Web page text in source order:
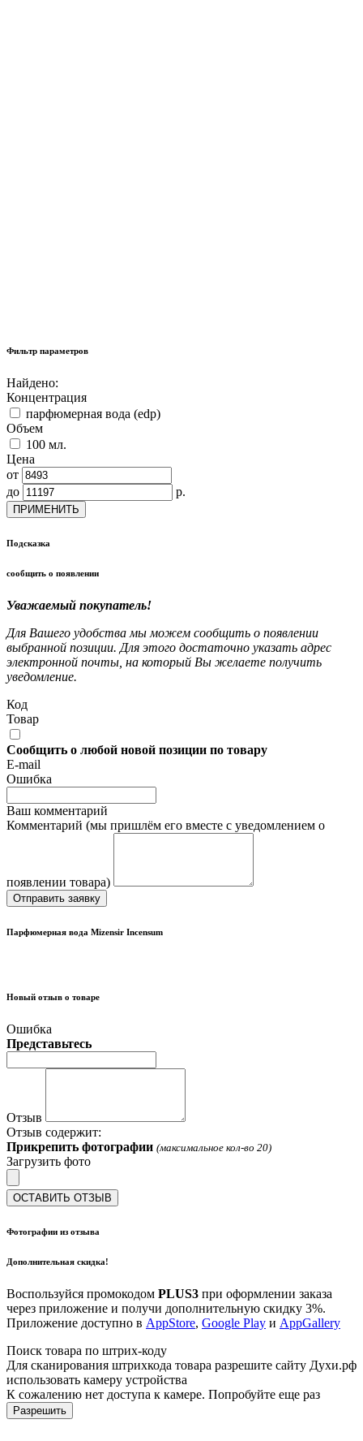
Фильтр параметров
Найдено:
Концентрация
парфюмерная вода (edp)
Объем
100 мл.
Цена
от
до
р.
ПРИМЕНИТЬ
Подсказка
сообщить о появлении
Уважаемый покупатель!
Для Вашего удобства мы можем сообщить о появлении
выбранной позиции. Для этого достаточно указать адрес
электронной почты, на который Вы желаете получить
уведомление.
Код
Товар
Сообщить о любой новой позиции по товару
E-mail
Ошибка
Ваш комментарий
Комментарий (мы пришлём его вместе с уведомлением о
появлении товара)
Отправить заявку
Парфюмерная вода Mizensir Incensum
Новый отзыв о товаре
Ошибка
Представьтесь
Отзыв
Отзыв содержит:
Прикрепить фотографии (максимальное кол-во 20)
Загрузить фото
ОСТАВИТЬ ОТЗЫВ
Фотографии из отзыва
Дополнительная скидка!
Воспользуйся промокодом PLUS3 при оформлении заказа
через приложение и получи дополнительную скидку 3%.
Приложение доступно в AppStore, Google Play и AppGallery
Поиск товара по штрих-коду
Для сканирования штрихкода товара разрешите сайту Духи.рф
использовать камеру устройства
К сожалению нет доступа к камере. Попробуйте еще раз
Разрешить